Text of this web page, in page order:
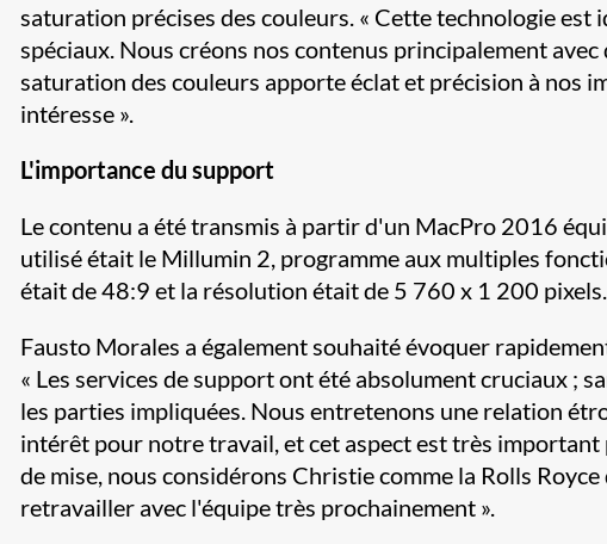
saturation précises des couleurs. « Cette technologie
spéciaux. Nous créons nos contenus principalement
saturation des couleurs apporte éclat et précision à nos
intéresse ».
L'importance du support
Le contenu a été transmis à partir d'un MacPro 2016
utilisé était le Millumin 2, programme aux multiples
était de 48:9 et la résolution était de 5 760 x 1 200 pixels.
Fausto Morales a également souhaité évoquer
« Les services de support ont été absolument cruciaux ;
les parties impliquées. Nous entretenons une relation
intérêt pour notre travail, et cet aspect est très
de mise, nous considérons Christie comme la Rolls
retravailler avec l'équipe très prochainement ».